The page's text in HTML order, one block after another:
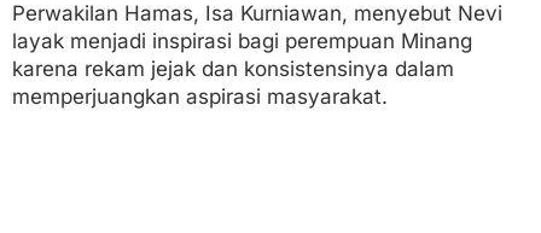
Perwakilan Hamas, Isa Kurniawan, menyebut Nevi
layak menjadi inspirasi bagi perempuan Minang
karena rekam jejak dan konsistensinya dalam
memperjuangkan aspirasi masyarakat.